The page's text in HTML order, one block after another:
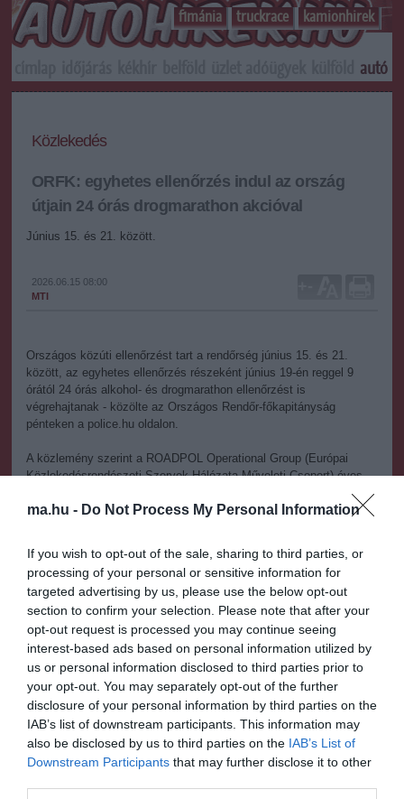
ma.hu - Do Not Process My Personal Information
If you wish to opt-out of the sale, sharing to third parties, or
processing of your personal or sensitive information for
targeted advertising by us, please use the below opt-out
section to confirm your selection. Please note that after your
opt-out request is processed you may continue seeing
interest-based ads based on personal information utilized by
us or personal information disclosed to third parties prior to
your opt-out. You may separately opt-out of the further
disclosure of your personal information by third parties on the
IAB’s list of downstream participants. This information may
also be disclosed by us to third parties on the IAB’s List of
Downstream Participants that may further disclose it to other
autó
f1mánia truckrace kamionhirek
Közlekedés
ORFK: egyhetes ellenőrzés indul az ország
útjain 24 órás drogmarathon akcióval
Június 15. és 21. között.
2026.06.15 08:00
MTI
Országos közúti ellenőrzést tart a rendőrség június 15. és 21.
között, az egyhetes ellenőrzés részeként június 19-én reggel 9
órától 24 órás alkohol- és drogmarathon ellenőrzést is
végrehajtanak - közölte az Országos Rendőr-főkapitányság
pénteken a police.hu oldalon.
A közlemény szerint a ROADPOL Operational Group (Európai
Közlekedésrendészeti Szervek Hálózata Műveleti Csoport) éves
ellenőrzési terve alapján a rendőrség kiemelt figyelmet fordít az
ittas vagy bódult állapotban közlekedő járművezetők kiszűrésére.
közúti balesetek megelőzése - hangsúlyozták.
Figyelem! A cikkhez hozzáfűzött hozzászólások nem ama.hu
network nézeteit tükrözik. A szerkesztőség mindössze a hírek
publikációjával foglalkozik, a kommenteket nem tudja befolyásolni
- azok az olvasók személyes véleményét tartalmazzák.
Kérjük, kulturáltan, mások személyiségi jogainak és jó hírnevének
tiszteletben tartásával kommenteljenek!